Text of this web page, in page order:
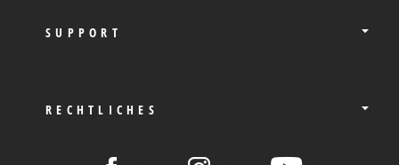
SUPPORT
RECHTLICHES